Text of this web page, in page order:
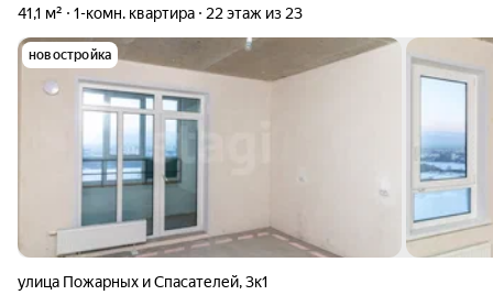
41,1 м² 1-комн. квартира 22 этаж из 23
новостройка
улица Пожарных и Спасателей,3к1